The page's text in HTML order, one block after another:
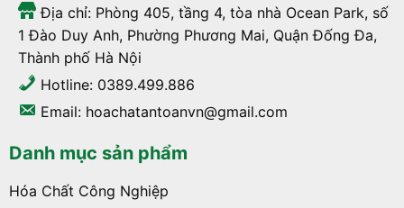
Địa chỉ: Phòng 405, tầng 4, tòa nhà Ocean Park, số
1 Đào Duy Anh, Phường Phương Mai, Quận Đống Đa,
Thành phố Hà Nội
Hotline: 0389.499.886
Email: hoachatantoanvn@gmail.com
Danh mục sản phẩm
Hóa Chất Công Nghiệp